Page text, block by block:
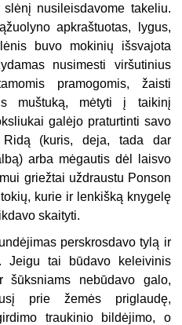
nusileisdavome takeliu.
apkraštuotas, lygus,
buvo mokinių išsvajota
nusimesti viršutinius
pramogomis, žaisti
muštuką, mėtyti į taikinį
galėjo praturtinti savo
Ridą (kuris, deja, tada dar
arba mėgautis dėl laisvo
griežtai uždraustu Ponson
kurie ir lenkišką knygelę
skaityti.
perskrosdavo tylą ir
Jeigu tai būdavo keleivinis
šūksniams nebūdavo galo,
prie žemės priglaudę,
traukinio bildėjimo, o